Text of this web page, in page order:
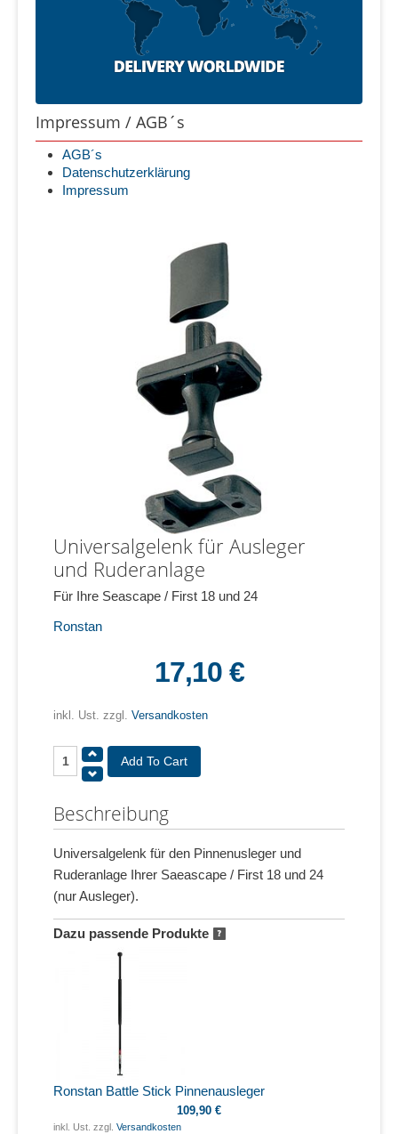
Impressum / AGB´s
AGB´s
Datenschutzerklärung
Impressum
Universalgelenk für Ausleger
und Ruderanlage
Für Ihre Seascape / First 18 und 24
Ronstan
17,10 €
inkl. Ust. zzgl. Versandkosten
Beschreibung
Universalgelenk für den Pinnenusleger und
Ruderanlage Ihrer Saeascape / First 18 und 24
(nur Ausleger).
Dazu passende Produkte
Ronstan Battle Stick Pinnenausleger
109,90 €
inkl. Ust. zzgl. Versandkosten